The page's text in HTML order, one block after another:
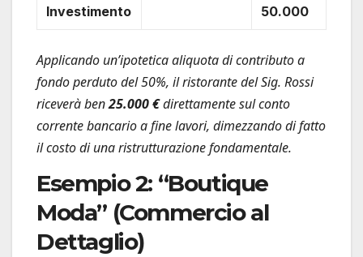
Investimento
50.000
Applicando un’ipotetica aliquota di contributo a
fondo perduto del 50%, il ristorante del Sig. Rossi
riceverà ben25.000 €direttamente sul conto
corrente bancario a fine lavori, dimezzando di fatto
il costo di una ristrutturazione fondamentale.
Esempio 2: “Boutique
Moda” (Commercio al
Dettaglio)